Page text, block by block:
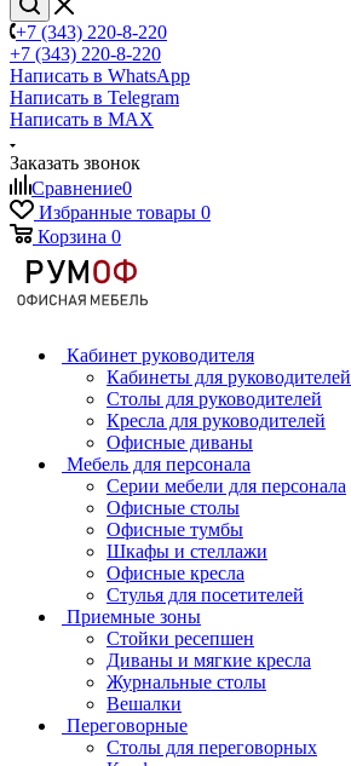
+7 (343) 220-8-220
+7 (343) 220-8-220
Написать в WhatsApp
Написать в Telegram
Написать в MAX
Заказать звонок
Сравнение0
Избранные товары 0
Корзина 0
Кабинет руководителя
Кабинеты для руководителей
Столы для руководителей
Кресла для руководителей
Офисные диваны
Мебель для персонала
Серии мебели для персонала
Офисные столы
Офисные тумбы
Шкафы и стеллажи
Офисные кресла
Стулья для посетителей
Приемные зоны
Стойки ресепшен
Диваны и мягкие кресла
Журнальные столы
Вешалки
Переговорные
Столы для переговорных